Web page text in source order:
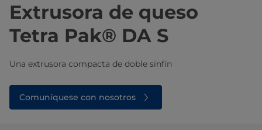
Extrusora de queso
Tetra Pak® DA S
Una extrusora compacta de doble sinfín
Comuníquese con nosotros